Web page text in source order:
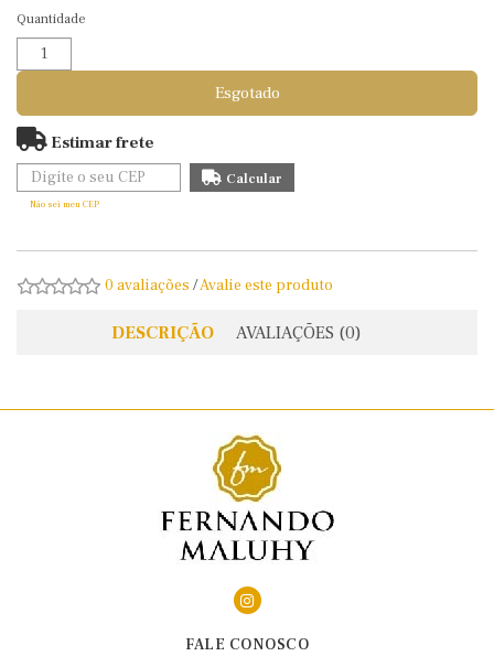
Quantidade
Esgotado
Estimar frete
Não sei meu CEP
0 avaliações /Avalie este produto
DESCRIÇÃO AVALIAÇÕES (0)
FALE CONOSCO